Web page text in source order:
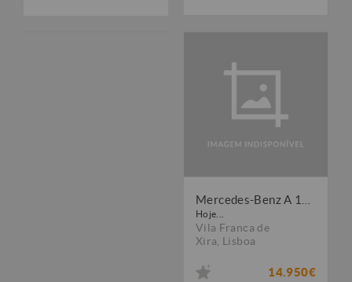
Hoje...
Vila Franca de
Xira Lisboa
14.950€